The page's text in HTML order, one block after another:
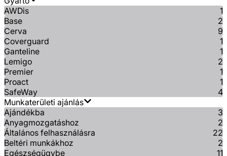
AWDis
1
Base
2
Cerva
9
Coverguard
1
Ganteline
1
Lemigo
2
Premier
1
Proact
1
SafeWay
4
Munkaterületi ajánlás
Ajándékba
3
Anyagmozgatáshoz
2
Általános felhasználásra
22
Beltéri munkákhoz
2
Egészségügybe
11